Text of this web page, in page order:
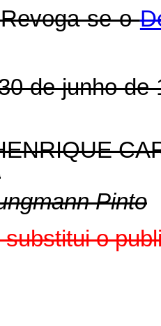
se o
junho de
Pinto
o